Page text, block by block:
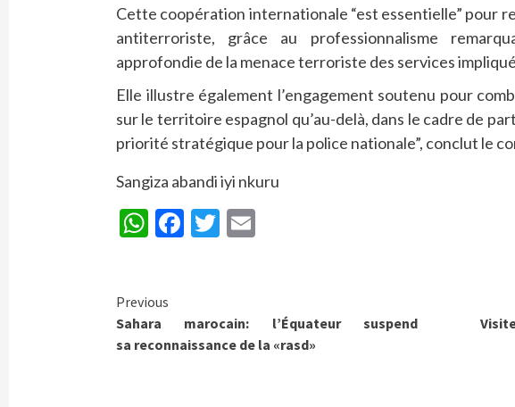
Cette coopération internationale “est essentielle” pour
antiterroriste, grâce au professionnalisme
approfondie de la menace terroriste des services
Elle illustre également l’engagement soutenu pour
sur le territoire espagnol qu’au-delà, dans le cadre de
priorité stratégique pour la police nationale”, conclut le
Sangiza abandi iyi nkuru
WhatsApp
Facebook
Twitter
Continue
Reading
Previous
Sahara marocain: l’Équateur suspend
sa reconnaissance de la «rasd»